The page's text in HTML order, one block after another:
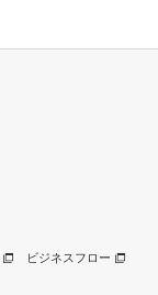
ビジネスフロー